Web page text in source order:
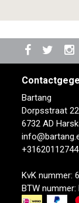
Bartang
Dorpsstraat
6732 AD
+31620112744
KvK nummer:
BTW nummer: